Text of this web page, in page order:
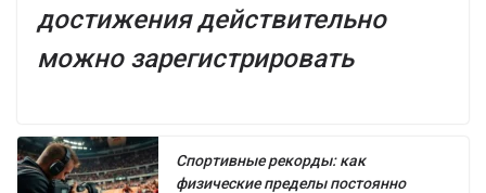
достижения действительно
можно зарегистрировать
Спортивные рекорды: как
физические пределы постоянно